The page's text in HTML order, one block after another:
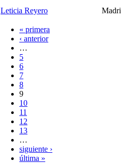
Leticia Reyero
« primera
‹ anterior
…
5
6
7
8
9
10
11
12
13
…
siguiente ›
última »